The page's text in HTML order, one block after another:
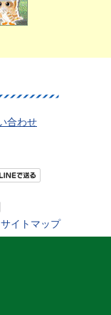
合わせ
サイトマップ